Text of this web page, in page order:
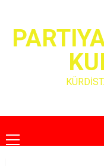
content
Primary
Menu